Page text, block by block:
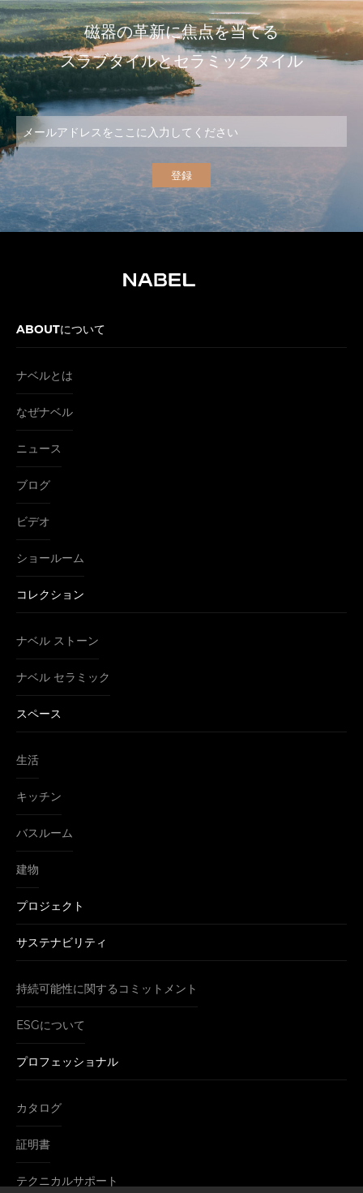
磁器の革新に焦点を当てる
スラブタイルとセラミックタイル
ABOUTについて
ナベルとは
なぜナベル
ニュース
ブログ
ビデオ
ショールーム
コレクション
ナベル ストーン
ナベル セラミック
スペース
生活
キッチン
バスルーム
建物
プロジェクト
サステナビリティ
持続可能性に関するコミットメント
ESGについて
プロフェッショナル
カタログ
証明書
テクニカルサポート